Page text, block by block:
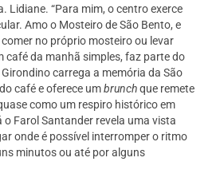
Lidiane. “Para mim, o centro exerce
Amo o Mosteiro de São Bento, e
no próprio mosteiro ou levar
café da manhã simples, faz parte do
carrega a memória da São
café e oferece umbrunchque remete
como um respiro histórico em
o Farol Santander revela uma vista
onde é possível interromper o ritmo
minutos ou até por alguns